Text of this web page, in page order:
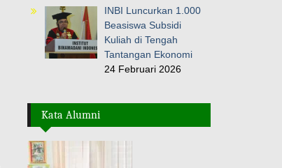
INBI Luncurkan 1.000
Beasiswa Subsidi
Kuliah di Tengah
Tantangan Ekonomi
24 Februari 2026
Kata Alumni